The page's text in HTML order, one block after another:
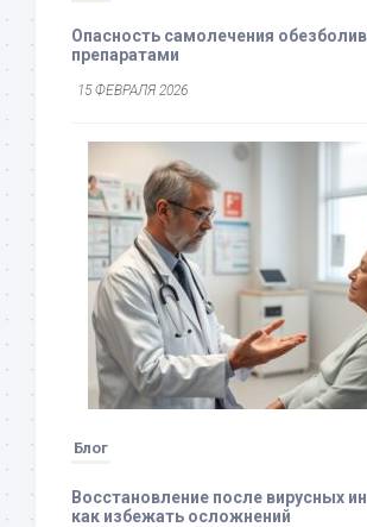
Опасность самолечения
препаратами
15 ФЕВРАЛЯ 2026
Блог
Восстановление после вирусных
как избежать осложнений